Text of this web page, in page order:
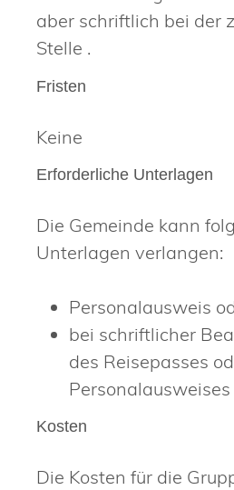
aber schriftlich bei der
Stelle .
Fristen
Keine
Erforderliche Unterlagen
Die Gemeinde kann
Unterlagen verlangen:
Personalausweis
bei schriftlicher
des Reisepasses
Personalausweises
Kosten
Die Kosten für die